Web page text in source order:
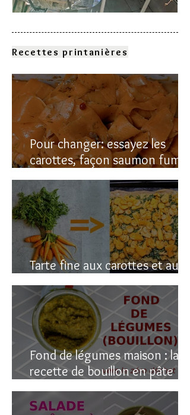
Comment choisir son four
solaire?
Recettes printanières
Pour changer: essayez les
carottes, façon saumon fumé!
(vegan du coup)
Tarte fine aux carottes et aux
fanes
Fond de légumes maison : la
recette de bouillon en pâte
(sain & facile)